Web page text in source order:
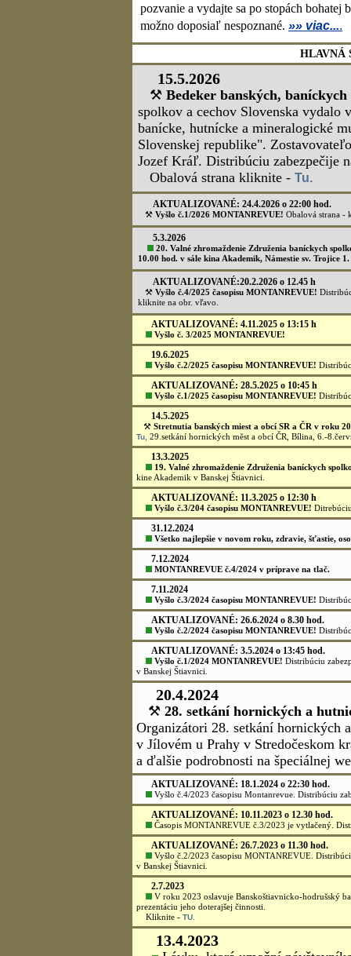
Slovensko má slávnu a bohatú banícku
banských múzeí, v skanzenoch. Máme
na prechádzku po niektorom z náučných
pozvanie a vydajte sa po stopách
možno doposiaľ nespoznané.»» viac....
HLAVNÁ
15.5.2026
⚒Bedeker banských,
spolkov a cechov Slovenska vydalo
banícke, hutnícke a mineralogické
Slovenskej republike".
Jozef Kráľ. Distribúciu zabezpečije
Obalová strana kliknite -
AKTUALIZOVANÉ: 24.4.2026 o 22:00 hod.
⚒Vyšlo č.1/2026 MONTANREVUE!
5.3.2026
20. Valné zhromaždenie Združenia baníckych
10.00 hod. v sále kina Akademik, Námestie sv. Trojice 1.
AKTUALIZOVANÉ:20.2.2026 o 12.45 h
⚒Vyšlo č.4/2025 časopisu MONTANREVUE!
kliknite na obr. vľavo.
AKTUALIZOVANÉ: 4.11.2025 o 13:15 h
Vyšlo č. 3/2025 MONTANREVUE!
19.6.2025
Vyšlo č.2/2025 časopisu MONTANREVUE!
AKTUALIZOVANÉ: 28.5.2025 o 10:45 h
Vyšlo č.1/2025 časopisu MONTANREVUE!
14.5.2025
⚒Stretnutia banských miest a obcí SR a ČR v roku
29.setkání hornických měst a obcí ČR, Bílina, 6.-
13.3.2025
19. Valné zhromaždenie Združenia baníckych
kine Akademik v Banskej Štiavnici.
AKTUALIZOVANÉ: 11.3.2025 o 12:30 h
Vyšlo č.3/204 časopisu MONTANREVUE!
31.12.2024
Všetko najlepšie v novom roku, zdravie, šťastie,
7.12.2024
MONTANREVUE č.4/2024 v príprave na tlač.